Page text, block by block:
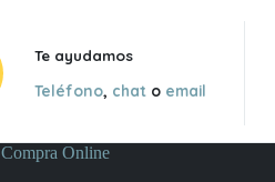
Te ayudamos
Teléfono, chato email
Compra Online